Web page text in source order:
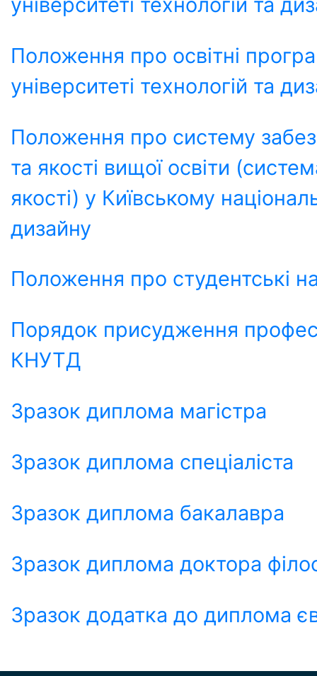
Положення про освітні
університеті технологій та
Положення про систему
та якості вищої освіти
якості) у Київському
дизайну
Положення про студентські
Порядок присудження
КНУТД
Зразок диплома магістра
Зразок диплома спеціаліста
Зразок диплома бакалавра
Зразок диплома доктора
Зразок додатка до диплома